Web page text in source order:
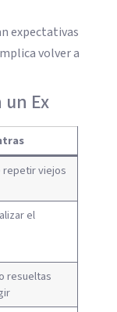
expectativas
volver a
Ex
repetir viejos
el
resueltas